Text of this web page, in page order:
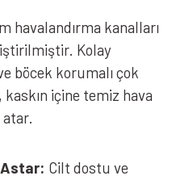
havalandırma kanalları
Kolay
böcek korumalı çok
içine temiz hava
atar.
Astar: Cilt dostu ve